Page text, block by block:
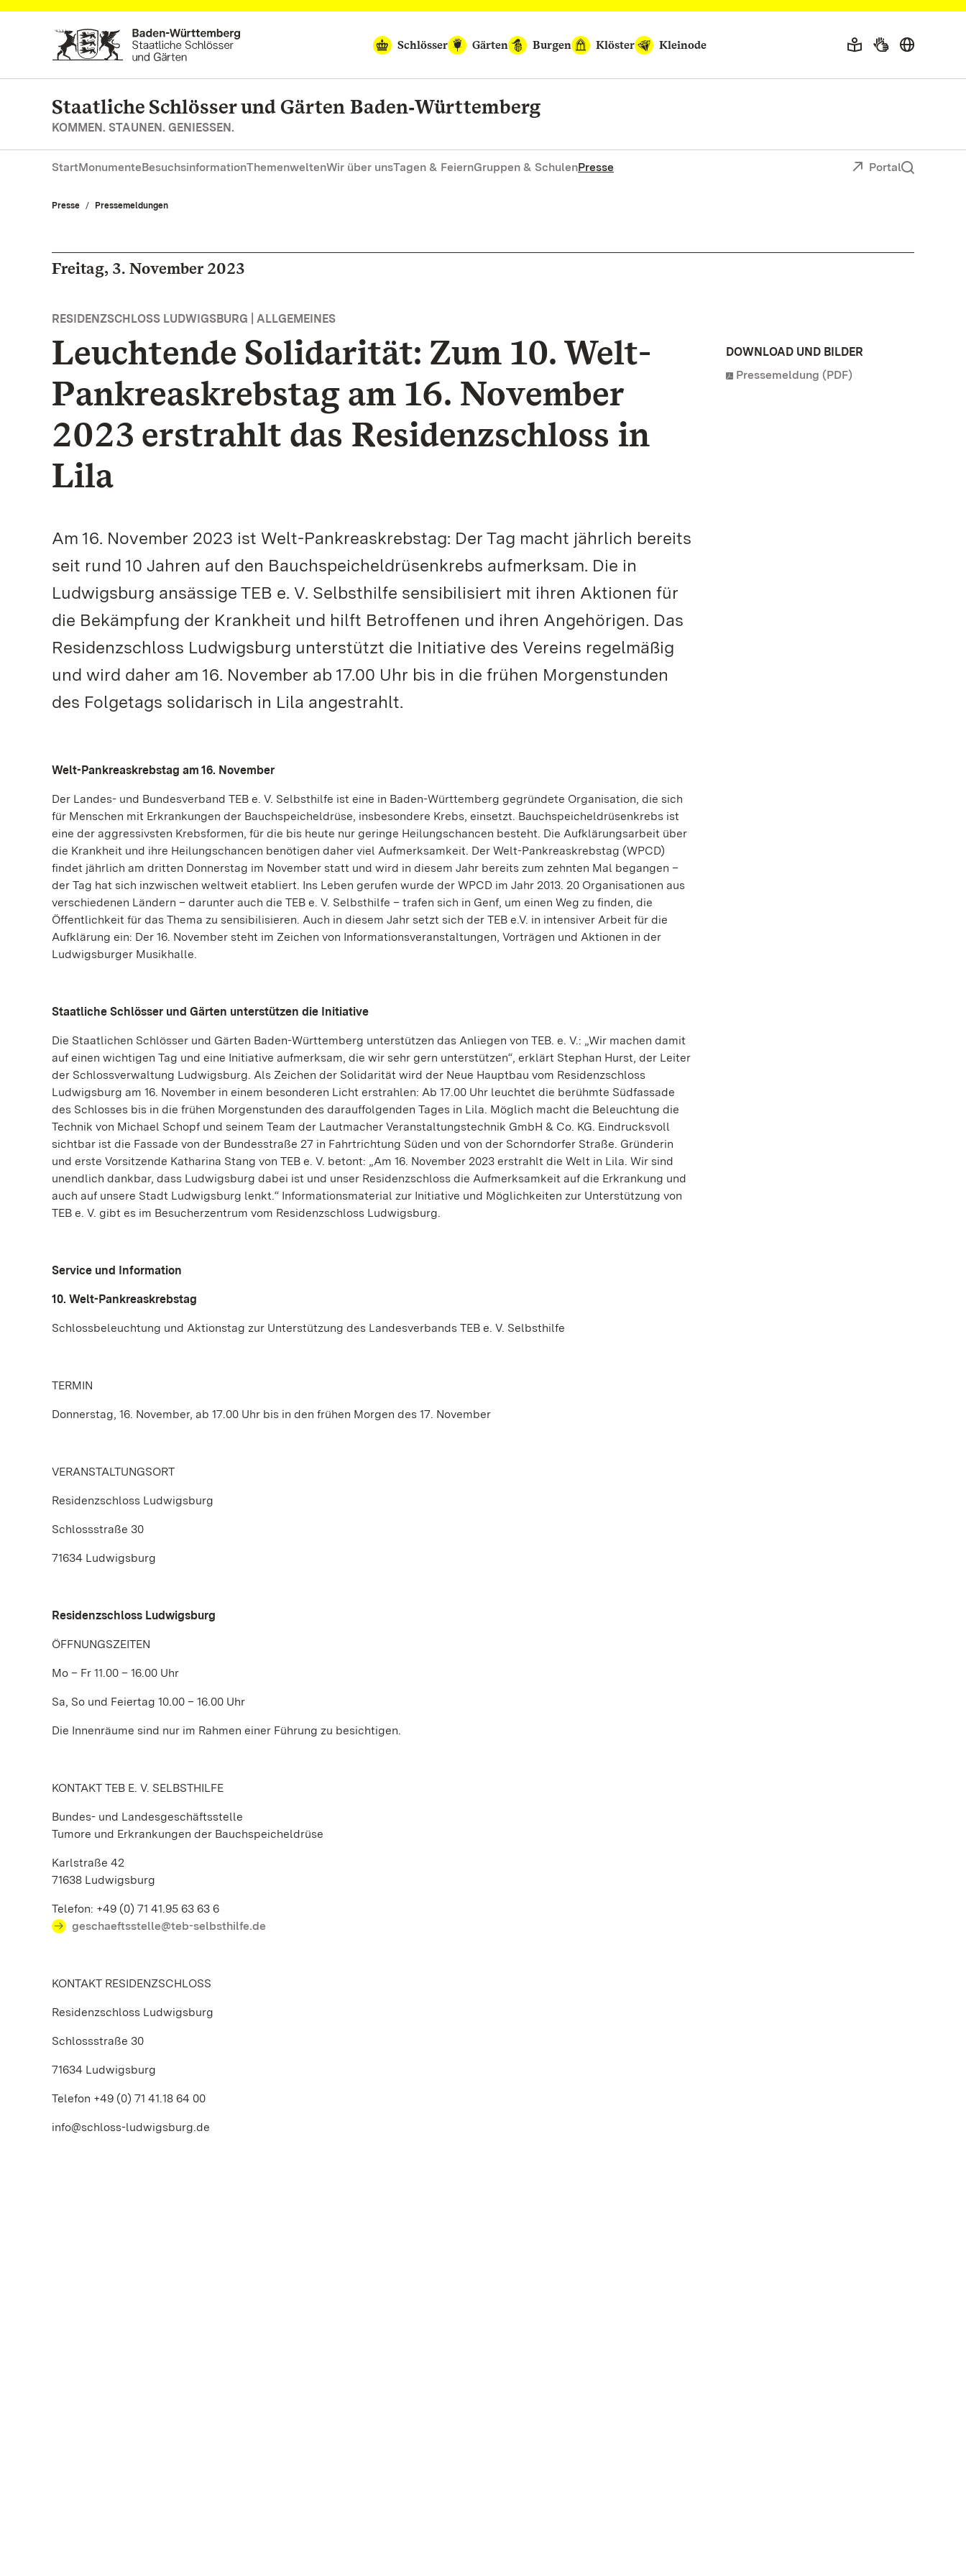
Zum Hauptinhalt springen
Schlösser
Gärten Burgen Klöster Kleinode
Staatliche Schlösser und Gärten Baden‑Württemberg
KOMMEN. STAUNEN. GENIESSEN.
StartMonumenteBesuchsinformationThemenweltenWir über unsTagen & FeiernGruppen & SchulenPresse Portal
Presse Pressemeldungen
Freitag, 3. November 2023
RESIDENZSCHLOSS LUDWIGSBURG | ALLGEMEINES
Leuchtende Solidarität: Zum 10. Welt-
Pankreaskrebstag am 16. November
2023 erstrahlt das Residenzschloss in
Lila
Am 16. November 2023 ist Welt-Pankreaskrebstag: Der Tag macht jährlich bereits
seit rund 10 Jahren auf den Bauchspeicheldrüsenkrebs aufmerksam. Die in
Ludwigsburg ansässige TEB e. V. Selbsthilfe sensibilisiert mit ihren Aktionen für
die Bekämpfung der Krankheit und hilft Betroffenen und ihren Angehörigen. Das
Residenzschloss Ludwigsburg unterstützt die Initiative des Vereins regelmäßig
und wird daher am 16. November ab 17.00 Uhr bis in die frühen Morgenstunden
des Folgetags solidarisch in Lila angestrahlt.
Welt-Pankreaskrebstag am 16. November
Der Landes- und Bundesverband TEB e. V. Selbsthilfe ist eine in Baden-Württemberg gegründete Organisation, die sich
für Menschen mit Erkrankungen der Bauchspeicheldrüse, insbesondere Krebs, einsetzt. Bauchspeicheldrüsenkrebs ist
eine der aggressivsten Krebsformen, für die bis heute nur geringe Heilungschancen besteht. Die Aufklärungsarbeit über
die Krankheit und ihre Heilungschancen benötigen daher viel Aufmerksamkeit. Der Welt-Pankreaskrebstag (WPCD)
findet jährlich am dritten Donnerstag im November statt und wird in diesem Jahr bereits zum zehnten Mal begangen –
der Tag hat sich inzwischen weltweit etabliert. Ins Leben gerufen wurde der WPCD im Jahr 2013. 20 Organisationen aus
verschiedenen Ländern – darunter auch die TEB e. V. Selbsthilfe – trafen sich in Genf, um einen Weg zu finden, die
Öffentlichkeit für das Thema zu sensibilisieren. Auch in diesem Jahr setzt sich der TEB e.V. in intensiver Arbeit für die
Aufklärung ein: Der 16. November steht im Zeichen von Informationsveranstaltungen, Vorträgen und Aktionen in der
Ludwigsburger Musikhalle.
Staatliche Schlösser und Gärten unterstützen die Initiative
Die Staatlichen Schlösser und Gärten Baden-Württemberg unterstützen das Anliegen von TEB. e. V.: „Wir machen damit
auf einen wichtigen Tag und eine Initiative aufmerksam, die wir sehr gern unterstützen“, erklärt Stephan Hurst, der Leiter
der Schlossverwaltung Ludwigsburg. Als Zeichen der Solidarität wird der Neue Hauptbau vom Residenzschloss
Ludwigsburg am 16. November in einem besonderen Licht erstrahlen: Ab 17.00 Uhr leuchtet die berühmte Südfassade
des Schlosses bis in die frühen Morgenstunden des darauffolgenden Tages in Lila. Möglich macht die Beleuchtung die
Technik von Michael Schopf und seinem Team der Lautmacher Veranstaltungstechnik GmbH & Co. KG. Eindrucksvoll
sichtbar ist die Fassade von der Bundesstraße 27 in Fahrtrichtung Süden und von der Schorndorfer Straße. Gründerin
und erste Vorsitzende Katharina Stang von TEB e. V. betont: „Am 16. November 2023 erstrahlt die Welt in Lila. Wir sind
unendlich dankbar, dass Ludwigsburg dabei ist und unser Residenzschloss die Aufmerksamkeit auf die Erkrankung und
auch auf unsere Stadt Ludwigsburg lenkt.“ Informationsmaterial zur Initiative und Möglichkeiten zur Unterstützung von
TEB e. V. gibt es im Besucherzentrum vom Residenzschloss Ludwigsburg.
Service und Information
10. Welt-Pankreaskrebstag
Schlossbeleuchtung und Aktionstag zur Unterstützung des Landesverbands TEB e. V. Selbsthilfe
TERMIN
Donnerstag, 16. November, ab 17.00 Uhr bis in den frühen Morgen des 17. November
VERANSTALTUNGSORT
Residenzschloss Ludwigsburg
Schlossstraße 30
71634 Ludwigsburg
Residenzschloss Ludwigsburg
ÖFFNUNGSZEITEN
Mo – Fr 11.00 – 16.00 Uhr
Sa, So und Feiertag 10.00 – 16.00 Uhr
Die Innenräume sind nur im Rahmen einer Führung zu besichtigen.
KONTAKT TEB E. V. SELBSTHILFE
Bundes- und Landesgeschäftsstelle
Tumore und Erkrankungen der Bauchspeicheldrüse
Karlstraße 42
71638 Ludwigsburg
Telefon: +49 (0) 71 41.95 63 63 6
geschaeftsstelle@teb-selbsthilfe.de
KONTAKT RESIDENZSCHLOSS
Residenzschloss Ludwigsburg
Schlossstraße 30
71634 Ludwigsburg
Telefon +49 (0) 71 41.18 64 00
info@schloss-ludwigsburg.de
DOWNLOAD UND BILDER
Pressemeldung (PDF)